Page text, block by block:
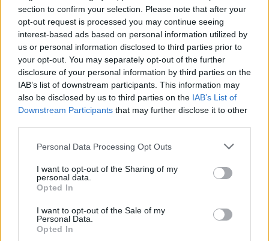
section to confirm your selection. Please note that after your
opt-out request is processed you may continue seeing
interest-based ads based on personal information utilized by
us or personal information disclosed to third parties prior to
your opt-out. You may separately opt-out of the further
disclosure of your personal information by third parties on the
IAB’s list of downstream participants. This information may
also be disclosed by us to third parties on the IAB’s List of
Downstream Participants that may further disclose it to other
Personal Data Processing Opt Outs
I want to opt-out of the Sharing of my
personal data.
Opted In
I want to opt-out of the Sale of my
Personal Data.
Opted In
Τόλης Λελεκίδης